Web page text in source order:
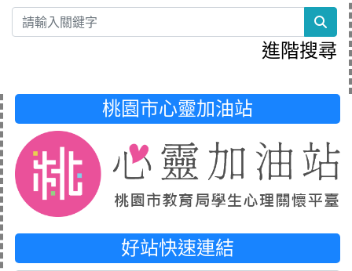
進階搜尋
桃園市心靈加油站
好站快速連結